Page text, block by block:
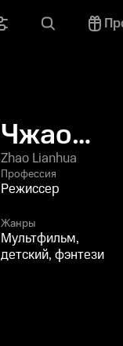
Чжао
Ляньхуа
Zhao Lianhua
Профессия
Режиссер
Жанры
Мультфильм,
детский, фэнтези